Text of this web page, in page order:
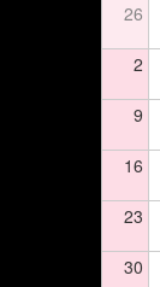
26
2
9
16
23
30